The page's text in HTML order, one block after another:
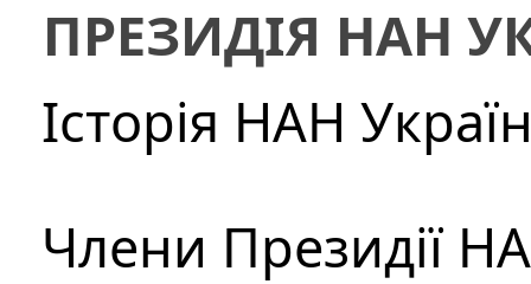
ПРЕЗИДІЯ НАН
Історія НАН
Члени Президії